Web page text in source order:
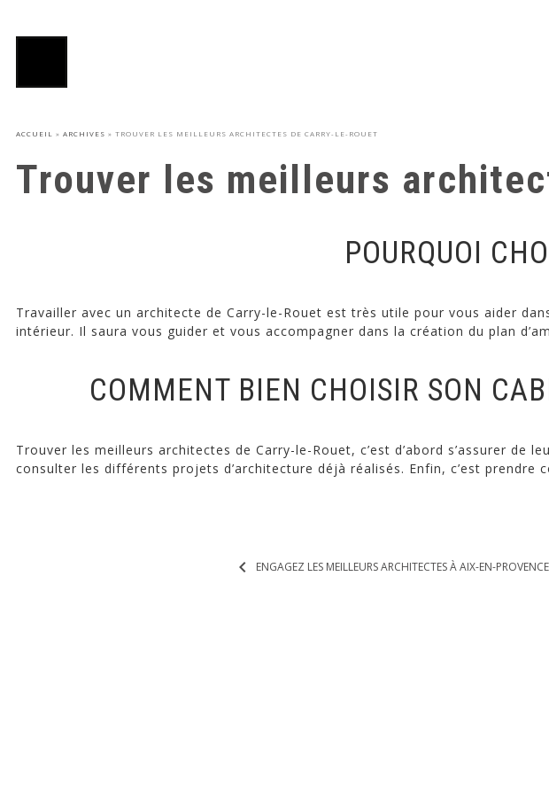
ACCUEIL » ARCHIVES » TROUVER LES MEILLEURS ARCHITECTES DE CARRY-LE-ROUET
Trouver les meilleurs
POURQUOI
Travailler avec un architecte de Carry-le-Rouet est très utile pour vous aider
intérieur. Il saura vous guider et vous accompagner dans la création du plan
COMMENT BIEN CHOISIR SON
Trouver les meilleurs architectes de Carry-le-Rouet, c’est d’abord s’assurer de
consulter les différents projets d’architecture déjà réalisés. Enfin, c’est
keyboard_arrow_left ENGAGEZ LES MEILLEURS ARCHITECTES À AIX-EN-PROVENCE